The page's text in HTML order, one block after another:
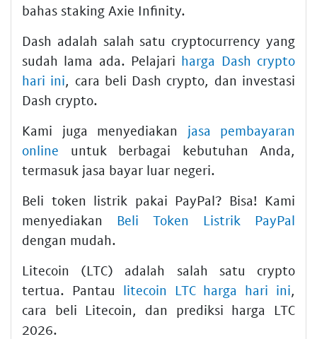
bahas staking Axie Infinity.
Dash adalah salah satu cryptocurrency yang
sudah lama ada. Pelajari harga Dash crypto
hari ini, cara beli Dash crypto, dan investasi
Dash crypto.
Kami juga menyediakan jasa pembayaran
online untuk berbagai kebutuhan Anda,
termasuk jasa bayar luar negeri.
Beli token listrik pakai PayPal? Bisa! Kami
menyediakan Beli Token Listrik PayPal
dengan mudah.
Litecoin (LTC) adalah salah satu crypto
tertua. Pantau litecoin LTC harga hari ini,
cara beli Litecoin, dan prediksi harga LTC
2026.